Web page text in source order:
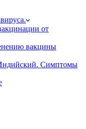
от
вакцины
Симптомы